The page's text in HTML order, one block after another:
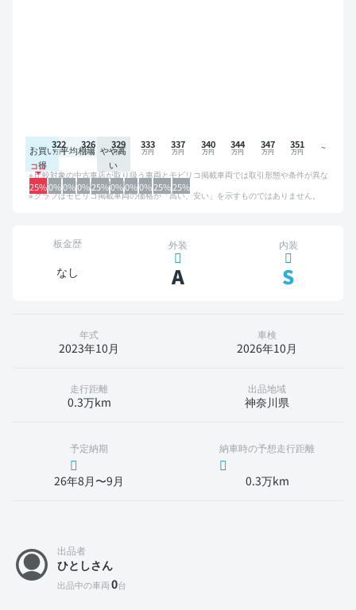
お買い
得
平均相場 やや高
い
25%0%0%0%25%0%0%0%25%25%
322 326 329 333 337 340 344 347 351
比較対象の中古車店が取り扱う車両とモビリコ掲載車両では取引形態や条件が異な
るため、グラフは参考情報です。
グラフはモビリコ掲載車両の価格が「高い、安い」を示すものではありません。
板金歴
なし
外装
A
内装
S
年式
2023年10月
車検
2026年10月
走行距離
0.3万km
出品地域
神奈川県
予定納期
26年8月〜9月
納車時の予想走行距離
0.3万km
出品者
ひとしさん
出品中の車両0台